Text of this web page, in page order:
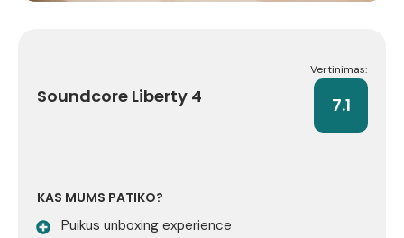
Soundcore Liberty 4
Vertinimas:
7.1
KAS MUMS PATIKO?
Puikus unboxing experience